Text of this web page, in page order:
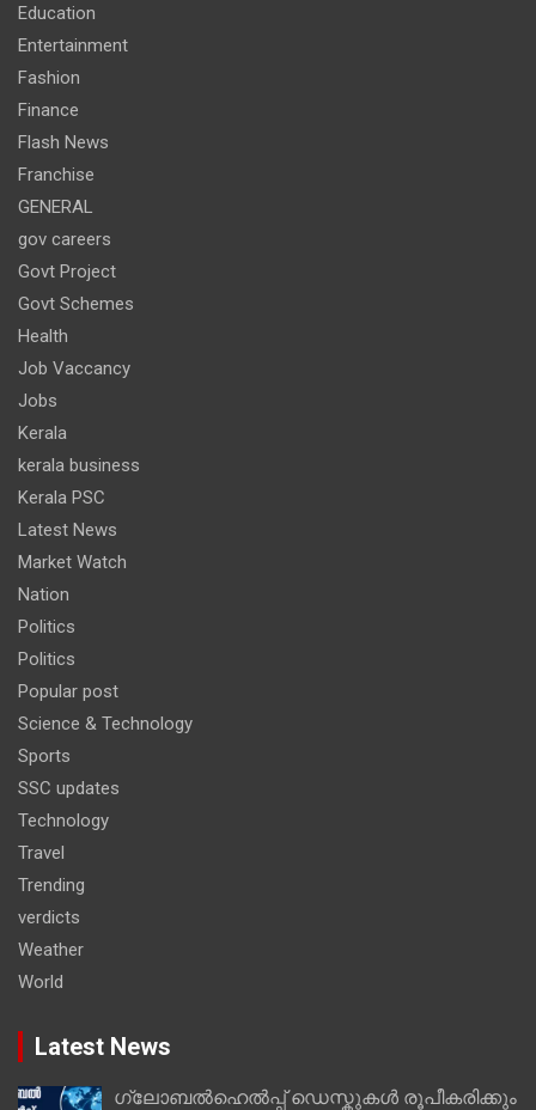
Education
Entertainment
Fashion
Finance
Flash News
Franchise
GENERAL
gov careers
Govt Project
Govt Schemes
Health
Job Vaccancy
Jobs
Kerala
kerala business
Kerala PSC
Latest News
Market Watch
Nation
Politics
Politics
Popular post
Science & Technology
Sports
SSC updates
Technology
Travel
Trending
verdicts
Weather
World
Latest News
ഗ്ലോബൽഹെൽപ്പ് ഡെസ്കുകൾ രൂപീകരിക്കും